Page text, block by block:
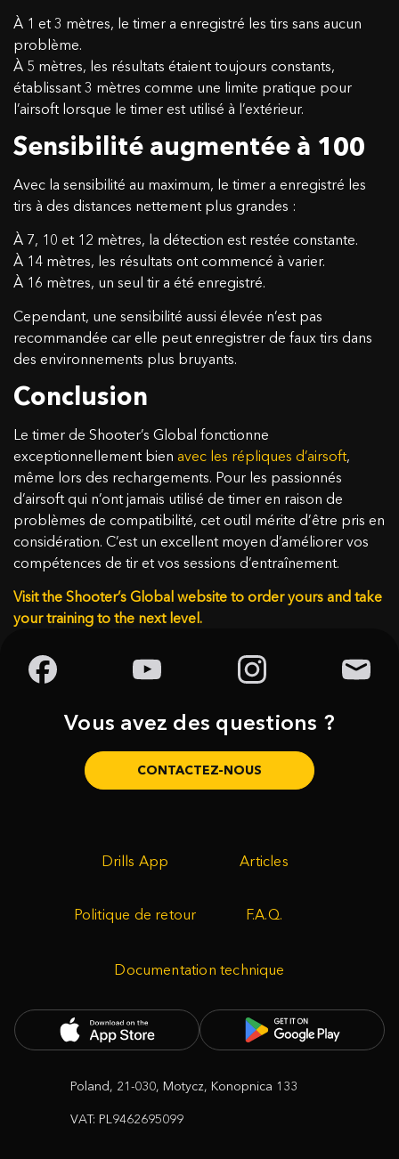
À 1 et 3 mètres, le timer a enregistré les tirs sans aucun
problème.
À 5 mètres, les résultats étaient toujours constants,
établissant 3 mètres comme une limite pratique pour
l’airsoft lorsque le timer est utilisé à l’extérieur.
Sensibilité augmentée à 100
Avec la sensibilité au maximum, le timer a enregistré les
tirs à des distances nettement plus grandes :
À 7, 10 et 12 mètres, la détection est restée constante.
À 14 mètres, les résultats ont commencé à varier.
À 16 mètres, un seul tir a été enregistré.
Cependant, une sensibilité aussi élevée n’est pas
recommandée car elle peut enregistrer de faux tirs dans
des environnements plus bruyants.
Conclusion
Le timer de Shooter’s Global fonctionne
exceptionnellement bien avec les répliques d’airsoft,
même lors des rechargements. Pour les passionnés
d’airsoft qui n’ont jamais utilisé de timer en raison de
problèmes de compatibilité, cet outil mérite d’être pris en
considération. C’est un excellent moyen d’améliorer vos
compétences de tir et vos sessions d’entraînement.
Visit the Shooter’s Global website to order yours and take
your training to the next level.
Vous avez des questions ?
CONTACTEZ-NOUS
Drills App Articles
Politique de retour F.A.Q.
Documentation technique
Poland, 21-030, Motycz, Konopnica 133
VAT: PL9462695099